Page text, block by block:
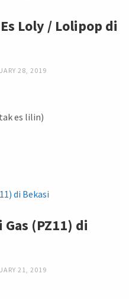
Loly / Lolipop di
28, 2019
es lilin)
(PZ11) di
21, 2019